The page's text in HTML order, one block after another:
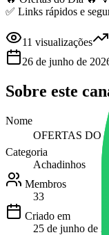
✅ Links rápidos e
11 visualizações
26 de junho de
Sobre este
Nome
OFERTAS DO
Categoria
Achadinhos
Membros
33
Criado em
25 de junho de